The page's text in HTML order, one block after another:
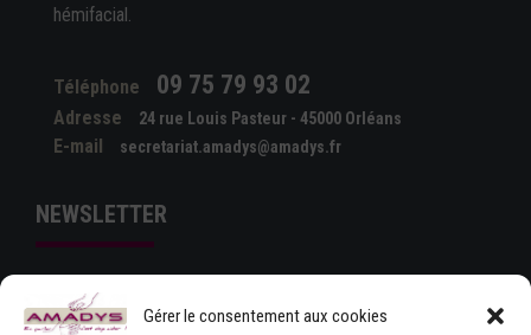
Gérer le consentement aux cookies
hémifacial.
Téléphone 09 75 79 93 02
Adresse 24 rue Louis Pasteur - 45000 Orléans
E-mail secretariat.amadys@amadys.fr
NEWSLETTER